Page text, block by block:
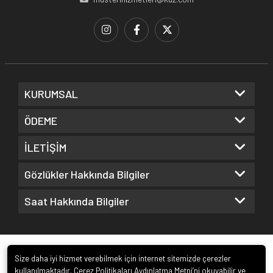
KURUMSAL
ÖDEME
İLETİŞİM
Gözlükler Hakkında Bilgiler
Saat Hakkında Bilgiler
Size daha iyi hizmet verebilmek için internet sitemizde çerezler
kullanılmaktadır. Çerez Politikaları Aydınlatma Metni’ni okuyabilir ve